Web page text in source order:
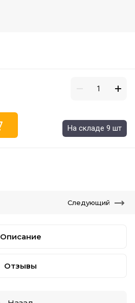
На складе 9 шт
Следующий
Описание
Отзывы